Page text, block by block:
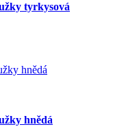
tyrkysová
hnědá